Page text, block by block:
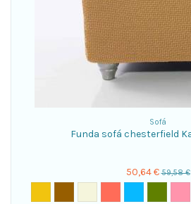
Sofá
Funda sofá chesterfield
50,64 € 59,58 €